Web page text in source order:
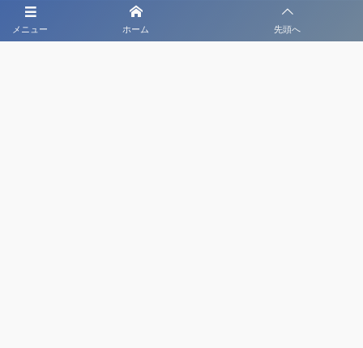
メニュー ホーム 先頭へ